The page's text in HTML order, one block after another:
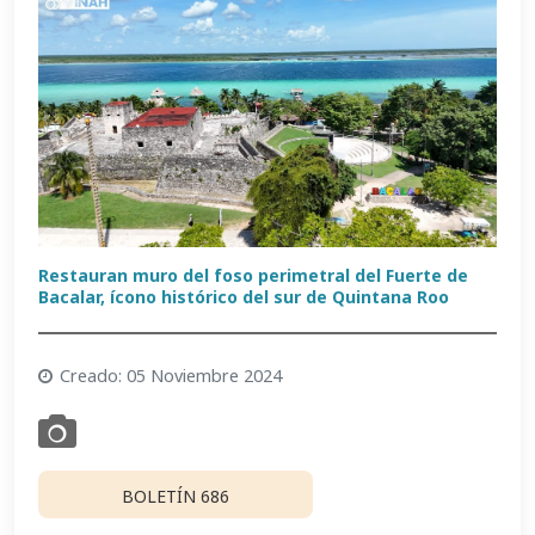
Restauran muro del foso perimetral del Fuerte de
Bacalar, ícono histórico del sur de Quintana Roo
Creado: 05 Noviembre 2024
BOLETÍN 686